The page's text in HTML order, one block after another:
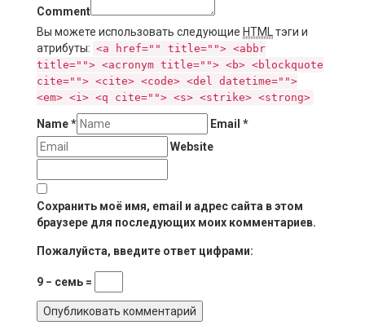
Comment
Вы можете использовать следующие HTMLтэги и
атрибуты: <a href="" title=""> <abbr
title=""> <acronym title=""> <b> <blockquote
cite=""> <cite> <code> <del datetime="">
<em> <i> <q cite=""> <s> <strike> <strong>
Name* Email *
Website
Сохранить моё имя, email и адрес сайта в этом
браузере для последующих моих комментариев.
Пожалуйста, введите ответ цифрами:
9 − семь =